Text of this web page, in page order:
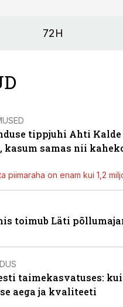
72H
tippjuhi Ahti
samas nii
piimaraha on enam kui 1,2
toimub Läti
taimekasvatuses:
aega ja kvaliteeti